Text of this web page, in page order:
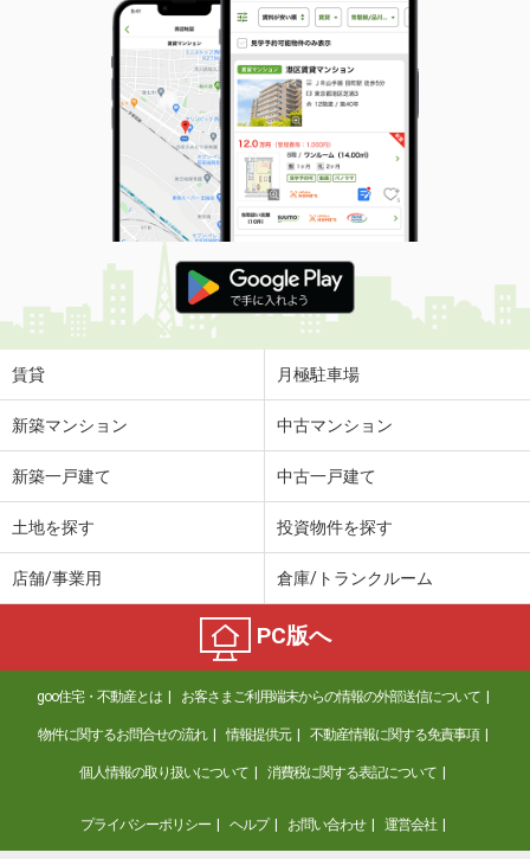
賃貸 月極駐車場
新築マンション 中古マンション
新築一戸建て 中古一戸建て
土地を探す 投資物件を探す
店舗/事業用 倉庫/トランクルーム
PC版へ
goo住宅・不動産とは お客さまご利用端末からの情報の外部送信について
物件に関するお問合せの流れ 情報提供元 不動産情報に関する免責事項
個人情報の取り扱いについて 消費税に関する表記について
プライバシーポリシー ヘルプ お問い合わせ 運営会社